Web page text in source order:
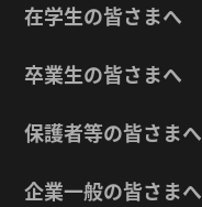
在学生の皆さまへ
卒業生の皆さまへ
保護者等の皆さまへ
企業一般の皆さまへ